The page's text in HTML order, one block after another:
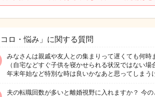
ロ・悩み」に関する質問
みなさんは親戚や友人との集まりって遅くても何時
（自宅などすぐ子供を寝かせられる状況ではない場
年末年始など特別な時は良いかなあと思ってしま
夫の転職回数が多いと離婚視野に入れますか？ 今